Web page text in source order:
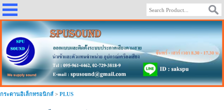
กระดานอิเล็กทรอนิกส์ > PLUS